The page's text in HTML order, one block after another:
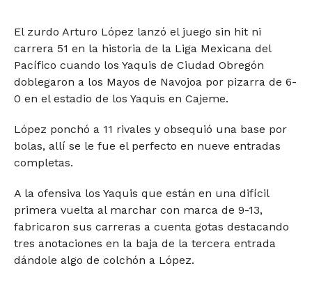
El zurdo Arturo López lanzó el juego sin hit ni
carrera 51 en la historia de la Liga Mexicana del
Pacífico cuando los Yaquis de Ciudad Obregón
doblegaron a los Mayos de Navojoa por pizarra de 6-
0 en el estadio de los Yaquis en Cajeme.
López ponchó a 11 rivales y obsequió una base por
bolas, allí se le fue el perfecto en nueve entradas
completas.
A la ofensiva los Yaquis que están en una difícil
primera vuelta al marchar con marca de 9-13,
fabricaron sus carreras a cuenta gotas destacando
tres anotaciones en la baja de la tercera entrada
dándole algo de colchón a López.